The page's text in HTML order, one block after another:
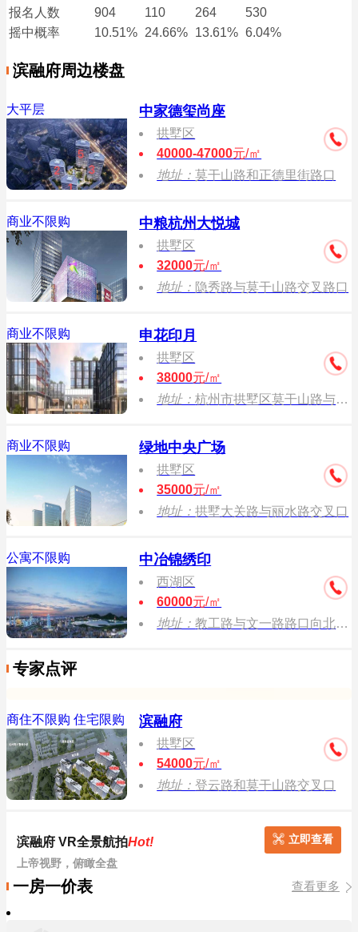
报名 人数 904 110 264
530
摇中概率
10.51% 24.66% 13.61% 6.04%
滨融府周边楼盘
大平层 中家德玺尚座
拱墅区
40000-47000元/㎡
地址：莫干山路和正德里街路口
商业不限购 中粮杭州大悦城
拱墅区
32000元/㎡
地址： 隐秀路与莫干山路交叉路口
商业不限购 申花印月
拱墅区
38000元/㎡
地址：杭州市拱墅区莫干山路与申花路交叉口西150米（申花路77号）
商业不限购 绿地中央广场
拱墅区
35000元/㎡
地址：拱墅大关路与丽水路交叉口
公寓不限购 中冶锦绣印
西湖区
60000元/㎡
地址：教工路与文一路路口向北约100米
专家点评
商住不限购 住宅限购 滨融府
拱墅区
54000元/㎡
地址：登云路和莫干山路交叉口
滨融府 VR全景航拍Hot!
上帝视野，俯瞰全盘
立即查看
一房一价表 查看更多